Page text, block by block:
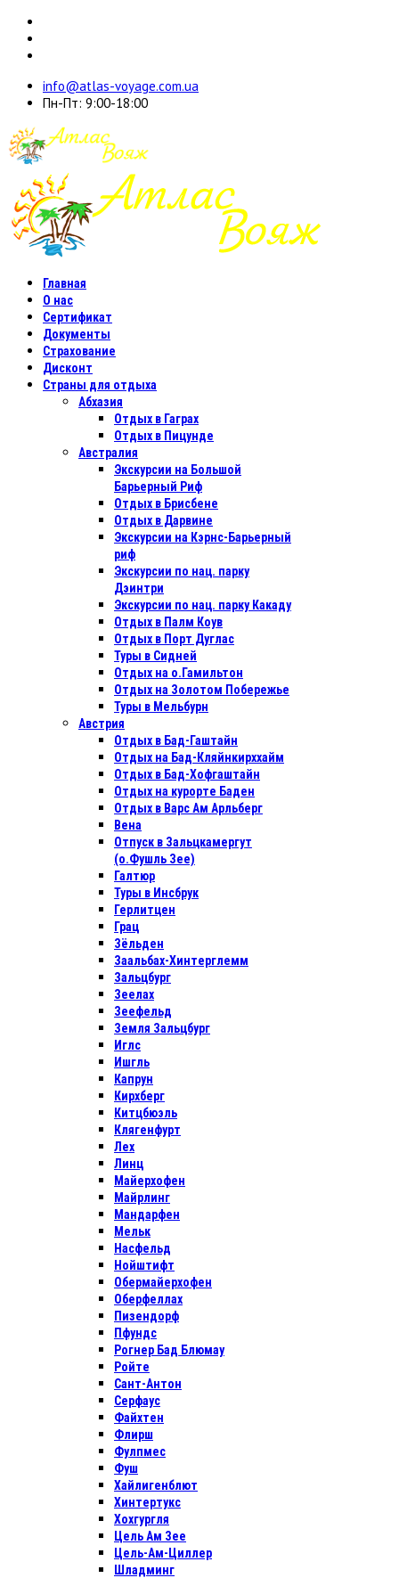
info@atlas-voyage.com.ua
Пн-Пт: 9:00-18:00
Главная
О нас
Сертификат
Документы
Страхование
Дисконт
Страны для отдыха
Абхазия
Отдых в Гаграх
Отдых в Пицунде
Австралия
Экскурсии на Большой
Барьерный Риф
Отдых в Бриcбене
Отдых в Дарвине
Экскурсии на Кэрнс-Барьерный
риф
Экскурсии по нац. парку
Дэинтри
Экскурсии по нац. парку Какаду
Отдых в Палм Коув
Отдых в Порт Дуглас
Туры в Сидней
Отдых на о.Гамильтон
Отдых на Золотом Побережье
Туры в Мельбурн
Австрия
Отдых в Бад-Гаштайн
Отдых на Бад-Кляйнкирххайм
Отдых в Бад-Хофгаштайн
Отдых на курорте Баден
Отдых в Варс Ам Арльберг
Вена
Отпуск в Зальцкамергут
(о.Фушль Зее)
Галтюр
Туры в Инсбрук
Герлитцен
Грац
Зёльден
Заальбах-Хинтерглемм
Зальцбург
Зеелах
Зеефельд
Земля Зальцбург
Иглс
Ишгль
Капрун
Кирхберг
Китцбюэль
Клягенфурт
Лех
Линц
Майерхофен
Майрлинг
Мандарфен
Мельк
Насфельд
Нойштифт
Обермайерхофен
Оберфеллах
Пизендорф
Пфундс
Рогнер Бад Блюмау
Ройте
Сант-Антон
Серфаус
Файхтен
Флирш
Фулпмес
Фуш
Хайлигенблют
Хинтертукс
Хохгургля
Цель Ам Зее
Цель-Ам-Циллер
Шладминг